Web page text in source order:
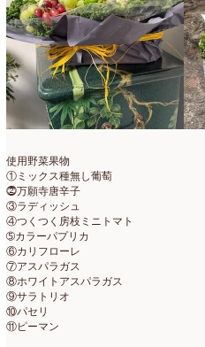
使用野菜果物
①ミックス種無し葡萄
⓶万願寺唐辛子
③ラディッシュ
④つくつく房枝ミニトマト
➄カラーパプリカ
⑥カリフローレ
⑦アスパラガス
⑧ホワイトアスパラガス
⑨サラトリオ
⑩パセリ
⑪ピーマン